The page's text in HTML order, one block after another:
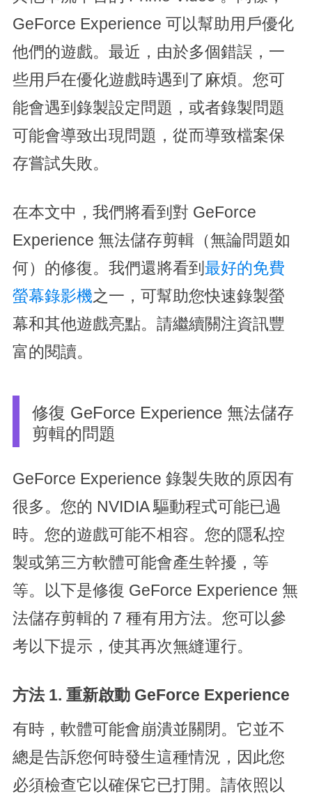
GeForce Experience 可以幫助用戶優化
他們的遊戲。最近，由於多個錯誤，一
些用戶在優化遊戲時遇到了麻煩。您可
能會遇到錄製設定問題，或者錄製問題
可能會導致出現問題，從而導致檔案保
存嘗試失敗。
在本文中，我們將看到對 GeForce
Experience 無法儲存剪輯（無論問題如
何）的修復。我們還將看到 最好的免費
螢幕錄影機之一，可幫助您快速錄製螢
幕和其他遊戲亮點。請繼續關注資訊豐
富的閱讀。
修復 GeForce Experience 無法儲存
剪輯的問題
GeForce Experience 錄製失敗的原因有
很多。您的 NVIDIA 驅動程式可能已過
時。您的遊戲可能不相容。您的隱私控
製或第三方軟體可能會產生幹擾，等
等。以下是修復 GeForce Experience 無
法儲存剪輯的 7 種有用方法。您可以參
考以下提示，使其再次無縫運行。
方法 1. 重新啟動 GeForce Experience
有時，軟體可能會崩潰並關閉。它並不
總是告訴您何時發生這種情況，因此您
必須檢查它以確保它已打開。請依照以